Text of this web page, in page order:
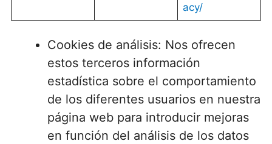
acy/
Cookies de análisis: Nos ofrecen
estos terceros información
estadística sobre el comportamiento
de los diferentes usuarios en nuestra
página web para introducir mejoras
en función del análisis de los datos